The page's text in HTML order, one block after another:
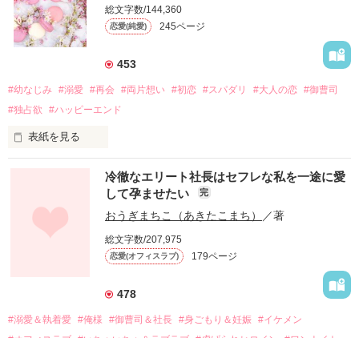
総文字数/144,360
恋愛(純愛) 245ページ
453
#幼なじみ #溺愛 #再会 #両片想い #初恋 #スパダリ #大人の恋 #御曹司
#独占欲
#ハッピーエンド
表紙を見る
幼なじみの哲平に淡い恋心を抱いていた美桜。
しかし、ある出来事をきっかけに二人の関係は壊れてしまう。
関係修復もできないまま、美桜は両親の離婚によって
引っ越すことになり、哲平とも離れ離れになった。
それから約十二年後。
過去の傷から、二度と会いたくないと思っていた哲平に
運命のような再会を果たす。
冷徹なエリート社長はセフレな私を一途に愛
して孕ませたい
完
おうぎまちこ（あきたこまち） ／著
総文字数/207,975
恋愛(オフィスラブ) 179ページ
478
#溺愛＆執着愛 #俺様 #御曹司＆社長 #身ごもり＆妊娠 #イケメン